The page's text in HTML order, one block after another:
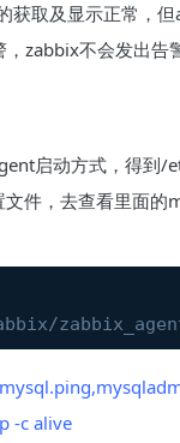
获取及显示正常，
zabbix不会发出告警
启动方式，得到/
件，去查看里面的
-c alive